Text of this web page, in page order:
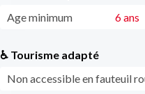
Age minimum
6 ans
♿ Tourisme adapté
Non accessible en fauteuil